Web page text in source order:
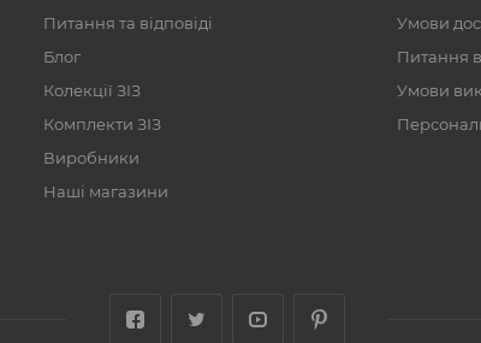
Питання та відповіді
Блог
Колекції ЗІЗ
Комплекти ЗІЗ
Виробники
Наші магазини
Умови
Питання
Умови